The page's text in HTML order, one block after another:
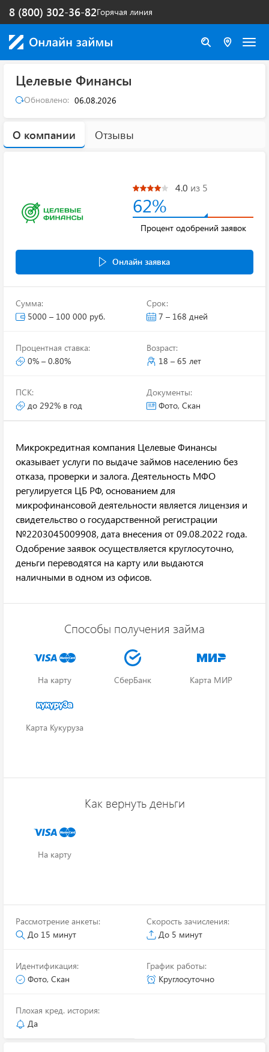
Горячая линия
8 (800) 302-36-82
Целевые Финансы
Обновлено: 06.08.2026
О компании Отзывы
4.0 из 5
62%
Процент одобрений заявок
Онлайн заявка
Сумма:
5000 – 100 000 руб.
Срок:
7 – 168 дней
Процентная ставка:
0% – 0.80%
Возраст:
18 – 65 лет
ПСК:
до 292% в год
Документы:
Фото, Скан
Микрокредитная компания Целевые Финансы
оказывает услуги по выдаче займов населению без
отказа, проверки и залога. Деятельность МФО
регулируется ЦБ РФ, основанием для
микрофинансовой деятельности является лицензия и
свидетельство о государственной регистрации
№2203045009908, дата внесения от 09.08.2022 года.
Одобрение заявок осуществляется круглосуточно,
деньги переводятся на карту или выдаются
наличными в одном из офисов.
Способы получения займа
На карту СберБанк Карта МИР
Карта Кукуруза
Как вернуть деньги
На карту
Рассмотрение анкеты:
До 15 минут
Скорость зачисления:
До 5 минут
Идентификация:
Фото, Скан
График работы:
Круглосуточно
Плохая кред. история:
Да